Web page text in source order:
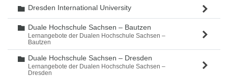
Ordner
Dresden International University
Ordner
Duale Hochschule Sachsen – Bautzen
Lernangebote der Dualen Hochschule Sachsen –
Bautzen
Ordner
Duale Hochschule Sachsen – Dresden
Lernangebote der Dualen Hochschule Sachsen –
Dresden